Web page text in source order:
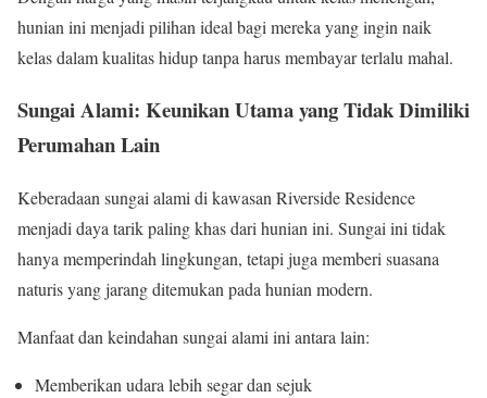
hunian ini menjadi pilihan ideal bagi mereka yang ingin naik
kelas dalam kualitas hidup tanpa harus membayar terlalu mahal.
Sungai Alami: Keunikan Utama yang Tidak Dimiliki
Perumahan Lain
Keberadaan sungai alami di kawasan Riverside Residence
menjadi daya tarik paling khas dari hunian ini. Sungai ini tidak
hanya memperindah lingkungan, tetapi juga memberi suasana
naturis yang jarang ditemukan pada hunian modern.
Manfaat dan keindahan sungai alami ini antara lain:
Memberikan udara lebih segar dan sejuk